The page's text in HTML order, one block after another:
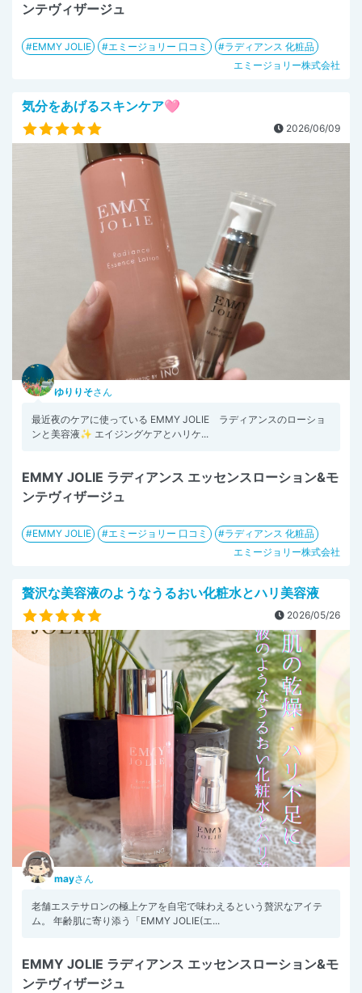
ンテヴィザージュ
EMMY JOLIE エミージョリー 口コミ
ラディアンス 化粧品
エミージョリー株式会社
気分をあげるスキンケア🩷
2026/06/09
ゆりりそさん
最近夜のケアに使っている EMMY JOLIE ラディアンスのローショ
ンと美容液✨️ エイジングケアとハリケ...
EMMY JOLIE ラディアンス エッセンスローション&モ
ンテヴィザージュ
EMMY JOLIE エミージョリー 口コミ
ラディアンス 化粧品
エミージョリー株式会社
贅沢な美容液のようなうるおい化粧水とハリ美容液
2026/05/26
mayさん
老舗エステサロンの極上ケアを自宅で味わえるという贅沢なアイテ
ム。 年齢肌に寄り添う「EMMY JOLIE(エ...
EMMY JOLIE ラディアンス エッセンスローション&モ
ンテヴィザージュ